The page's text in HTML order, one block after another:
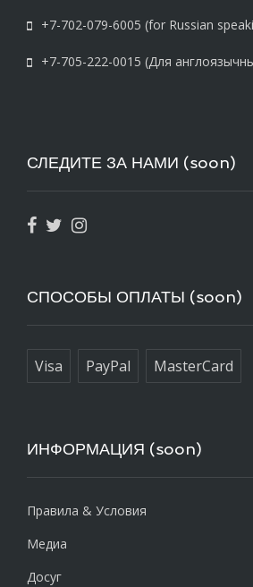
+7-702-079-6005 (for Russian
+7-705-222-0015 (Для
СЛЕДИТЕ ЗА НАМИ (soon)
СПОСОБЫ ОПЛАТЫ (soon)
Visa PayPal MasterCard
ИНФОРМАЦИЯ (soon)
Правила & Условия
Медиа
Досуг